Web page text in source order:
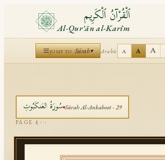
ٱلْقُرْآنُ ٱلْكَرِيم
Al-Qurʾān al-Karīm
JUMP TO Sūrah▾ Arabic A A A
سُورَةُالعَنكَبُوتِ SūrahAl-Ankaboot· 29
PAGE ٤٠٠